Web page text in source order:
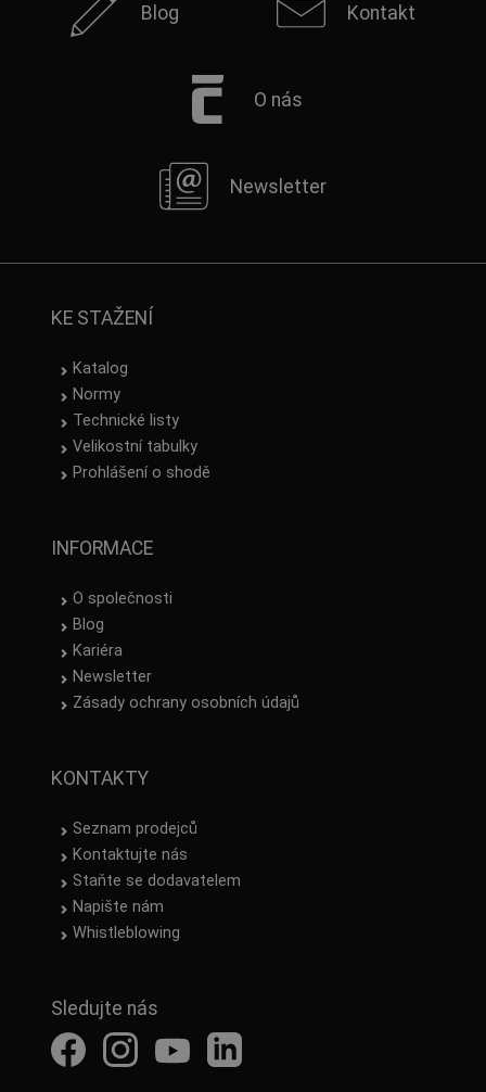
Blog Kontakt
O nás
Newsletter
KE STAŽENÍ
Katalog
Normy
Technické listy
Velikostní tabulky
Prohlášení o shodě
INFORMACE
O společnosti
Blog
Kariéra
Newsletter
Zásady ochrany osobních údajů
KONTAKTY
Seznam prodejců
Kontaktujte nás
Staňte se dodavatelem
Napište nám
Whistleblowing
Sledujte nás